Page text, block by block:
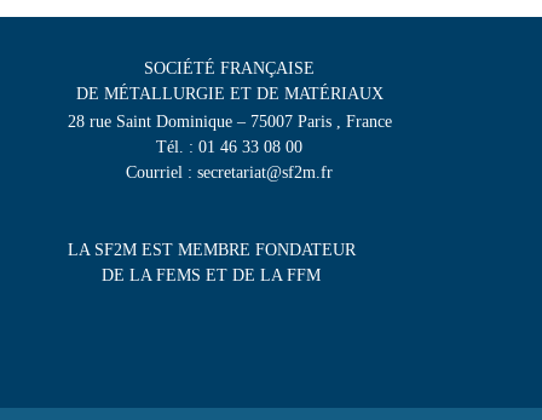
SOCIÉTÉ FRANÇAISE
DE MÉTALLURGIE ET DE MATÉRIAUX
28 rue Saint Dominique – 75007 Paris , France
Tél. : 01 46 33 08 00
Courriel : secretariat@sf2m.fr
LA SF2M EST MEMBRE FONDATEUR
DE LA FEMS ET DE LA FFM